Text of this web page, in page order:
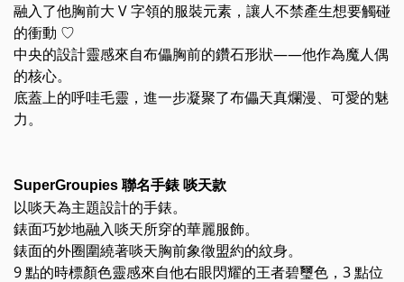
融入了他胸前大 V 字領的服裝元素，讓人不禁產生想要觸碰
的衝動 ♡
中央的設計靈感來自布儡胸前的鑽石形狀——他作為魔人偶
的核心。
底蓋上的呼哇毛靈，進一步凝聚了布儡天真爛漫、可愛的魅
力。
SuperGroupies 聯名手錶 啖天款
以啖天為主題設計的手錶。
錶面巧妙地融入啖天所穿的華麗服飾。
錶面的外圈圍繞著啖天胸前象徵盟約的紋身。
9 點的時標顏色靈感來自他右眼閃耀的王者碧璽色，3 點位